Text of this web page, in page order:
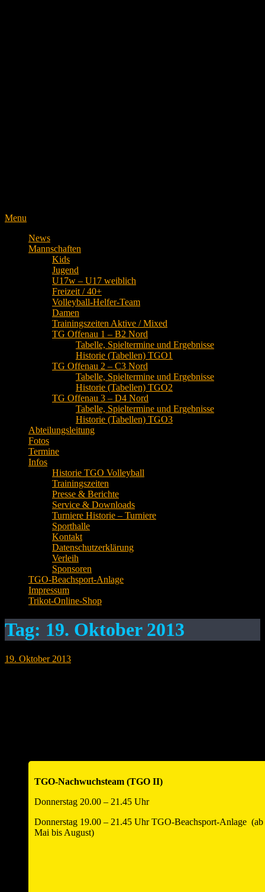
Menu
News
Mannschaften
Kids
Jugend
U17w – U17 weiblich
Freizeit / 40+
Volleyball-Helfer-Team
Damen
Trainingszeiten Aktive / Mixed
TG Offenau 1 – B2 Nord
Tabelle, Spieltermine und Ergebnisse
Historie (Tabellen) TGO1
TG Offenau 2 – C3 Nord
Tabelle, Spieltermine und Ergebnisse
Historie (Tabellen) TGO2
TG Offenau 3 – D4 Nord
Tabelle, Spieltermine und Ergebnisse
Historie (Tabellen) TGO3
Abteilungsleitung
Fotos
Termine
Infos
Historie TGO Volleyball
Trainingszeiten
Presse & Berichte
Service & Downloads
Turniere Historie – Turniere
Sporthalle
Kontakt
Datenschutzerklärung
Verleih
Sponsoren
TGO-Beachsport-Anlage
Impressum
Trikot-Online-Shop
Tag: 19. Oktober 2013
19. Oktober 2013
TGO-Nachwuchsteam (TGO II)
Donnerstag 20.00 – 21.45 Uhr
Donnerstag 19.00 – 21.45 Uhr TGO-Beachsport-Anlage (ab
Mai bis August)